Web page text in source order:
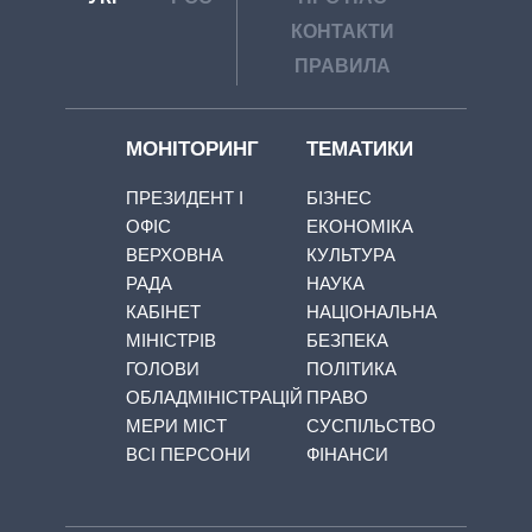
КОНТАКТИ
ПРАВИЛА
МОНІТОРИНГ
ПРЕЗИДЕНТ І
ОФІС
ВЕРХОВНА
РАДА
КАБІНЕТ
МІНІСТРІВ
ГОЛОВИ
ОБЛАДМІНІСТРАЦІЙ
МЕРИ МІСТ
ВСІ ПЕРСОНИ
ТЕМАТИКИ
БІЗНЕС
ЕКОНОМІКА
КУЛЬТУРА
НАУКА
НАЦІОНАЛЬНА
БЕЗПЕКА
ПОЛІТИКА
ПРАВО
СУСПІЛЬСТВО
ФІНАНСИ